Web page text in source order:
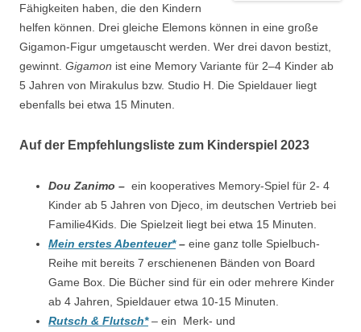
Fähigkeiten haben, die den Kindern
helfen können. Drei gleiche Elemons können in eine große
Gigamon-Figur umgetauscht werden. Wer drei davon bestizt,
gewinnt. Gigamon ist eine Memory Variante für 2–4 Kinder ab
5 Jahren von Mirakulus bzw. Studio H. Die Spieldauer liegt
ebenfalls bei etwa 15 Minuten.
Auf der Empfehlungsliste zum Kinderspiel 2023
Dou Zanimo – ein kooperatives Memory-Spiel für 2- 4
Kinder ab 5 Jahren von Djeco, im deutschen Vertrieb bei
Familie4Kids. Die Spielzeit liegt bei etwa 15 Minuten.
Mein erstes Abenteuer*– eine ganz tolle Spielbuch-
Reihe mit bereits 7 erschienenen Bänden von Board
Game Box. Die Bücher sind für ein oder mehrere Kinder
ab 4 Jahren, Spieldauer etwa 10-15 Minuten.
Rutsch & Flutsch*– ein Merk- und